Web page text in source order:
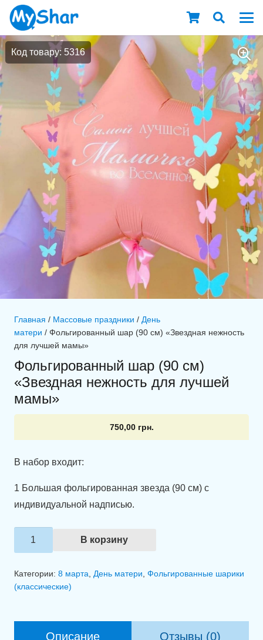
Код товару: 5316
Главная / Массовые праздники / День
матери / Фольгированный шар (90 см) «Звездная нежность
для лучшей мамы»
Фольгированный шар (90 см)
«Звездная нежность для лучшей
мамы»
750,00 грн.
В набор входит:
1 Большая фольгированная звезда (90 см) с
индивидуальной надписью.
Количество
товара
шар
"Звездная
В корзину
Категории: 8 марта, День матери, Фольгированные шарики
(классические)
Описание Отзывы (0)